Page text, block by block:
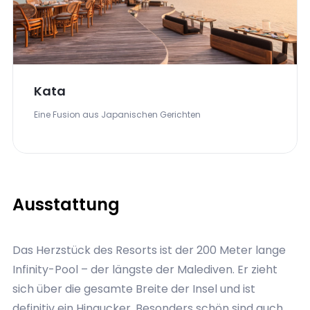
durch eine private Sonnenterrasse mit
Sonnenliegen und einem privaten Süßwasserpool.
Ein persönlicher Villa Host betreut Gäste rund um
die Uhr.
Azure
Frischer Fisch & gegrillte Speisen
Ausstattung
Das Herzstück des Resorts ist der 200 Meter lange
Infinity-Pool – der längste der Malediven. Er zieht
sich über die gesamte Breite der Insel und ist